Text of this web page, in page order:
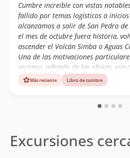
Cumbre increíble con vistas
fallido por temas logísticos a
alcanzamos a salir de San Pedro
el mes de octubre fuera historia,
ascender el Volcán Simba o Aguas
Una de las motivaciones
ascenso, además de las obvias, era
laguna que se aloja en su cráter.
ascender fue la Cara SE del volcán.
1.155m de desnivel real y 3,92km
calientes-5-924msnm/
Más reciente Libro de cumbre
Excursiones